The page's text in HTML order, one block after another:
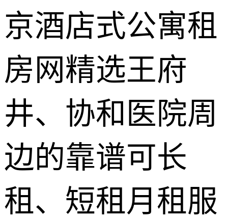
京酒店式公寓租
房网精选王府
井、协和医院周
边的靠谱可长
租、短租月租服